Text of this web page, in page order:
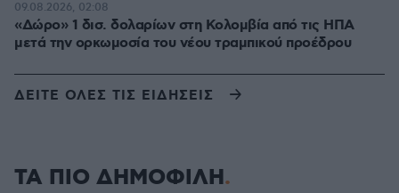
«Δώρο» 1 δισ. δολαρίων στη Κολομβία από τις ΗΠΑ
μετά την ορκωμοσία του νέου τραμπικού προέδρου
09.08.2026, 02:08
ΔΕΙΤΕ ΟΛΕΣ ΤΙΣ ΕΙΔΗΣΕΙΣ
ΤΑ ΠΙΟ ΔΗΜΟΦΙΛΗ